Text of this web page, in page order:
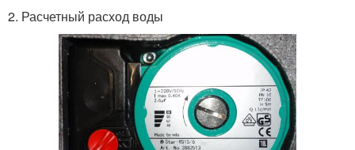
2. Расчетный расход воды